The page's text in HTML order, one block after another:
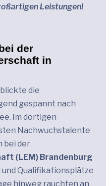
Leistungen!
der
in
blickte die
gespannt nach
Im dortigen
Nachwuchstalente
bei der
(LEM) Brandenburg
Qualifikationsplätze
hinweg rauchten an